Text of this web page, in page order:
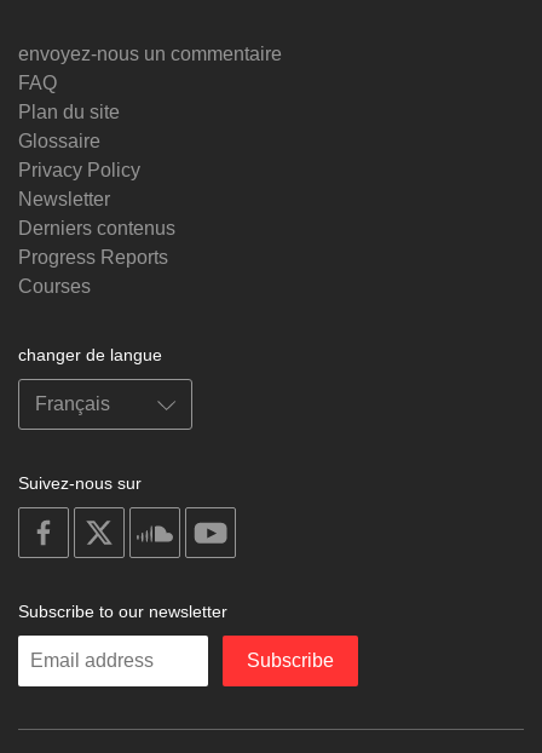
envoyez-nous un commentaire
FAQ
Plan du site
Glossaire
Privacy Policy
Newsletter
Derniers contenus
Progress Reports
Courses
changer de langue
Suivez-nous sur
on
facebook
soundcloud
Subscribe to our newsletter
Enter
Subscribe